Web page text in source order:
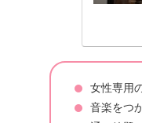
女性専用
音楽をつ